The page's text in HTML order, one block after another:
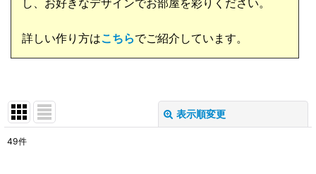
し、お好きなデザインでお部屋を彩りください。
詳しい作り方はこちらでご紹介しています。
表示順変更
49件